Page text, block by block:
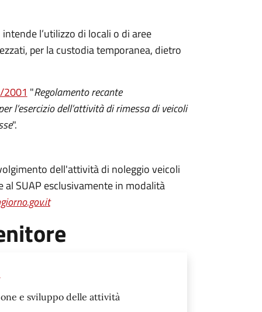
l’utilizzo di locali o di aree
per la custodia temporanea, dietro
2001 "Regolamento recante
l’esercizio dell’attività di rimessa di veicoli
".
dell'attività di noleggio veicoli
SUAP esclusivamente in modalità
e sviluppo delle attività